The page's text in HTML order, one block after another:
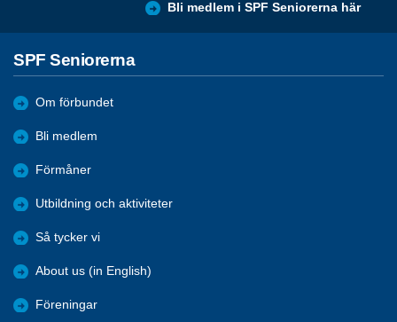
Bli medlem i SPF Seniorerna här
SPF Seniorerna
Om förbundet
Bli medlem
Förmåner
Utbildning och aktiviteter
Så tycker vi
About us (in English)
Föreningar